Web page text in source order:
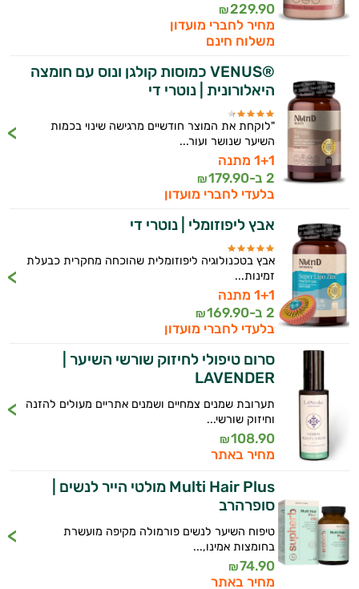
229.90
₪
מחיר לחברי מועדון
משלוח חינם
®VENUS כמוסות קולגן ונוס עם חומצה
היאלורונית | נוטרי די
"לוקחת את המוצר חודשיים מרגישה שינוי בכמות
השיער שנושר ועור...
1+1 מתנה
2 ב-
179.90
₪
בלעדי לחברי מועדון
אבץ ליפוזומלי | נוטרי די
אבץ בטכנולוגיה ליפוזומלית שהוכחה מחקרית כבעלת
זמינות...
1+1 מתנה
2 ב-
169.90
₪
בלעדי לחברי מועדון
סרום טיפולי לחיזוק שורשי השיער |
LAVENDER
תערובת שמנים צמחיים ושמנים אתריים מעולים להזנה
וחיזוק שורשי...
108.90
₪
מחיר באתר
Multi Hair Plus מולטי הייר לנשים |
סופרהרב
טיפוח השיער לנשים פורמולה מקיפה מועשרת
בחומצות אמינו,...
74.90
₪
מחיר באתר